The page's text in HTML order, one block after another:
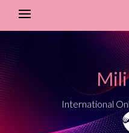
International